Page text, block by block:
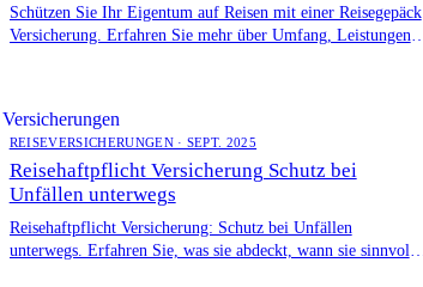
Schützen Sie Ihr Eigentum auf Reisen mit einer Reisegepäck
Versicherung. Erfahren Sie mehr über Umfang, Leistungen
Versicherungen
REISEVERSICHERUNGEN · SEPT. 2025
Reisehaftpflicht Versicherung Schutz bei
Unfällen unterwegs
Reisehaftpflicht Versicherung: Schutz bei Unfällen
unterwegs. Erfahren Sie, was sie abdeckt, wann sie sinnvoll